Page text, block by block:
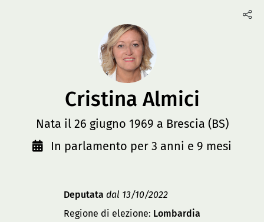
Cristina Almici
Nata il 26 giugno 1969 a Brescia (BS)
In parlamento per 3 anni e 9 mesi
Deputata dal 13/10/2022
Regione di elezione: Lombardia